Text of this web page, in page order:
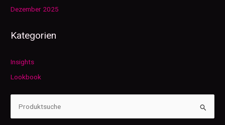
Dezember 2025
Kategorien
Insights
Lookbook